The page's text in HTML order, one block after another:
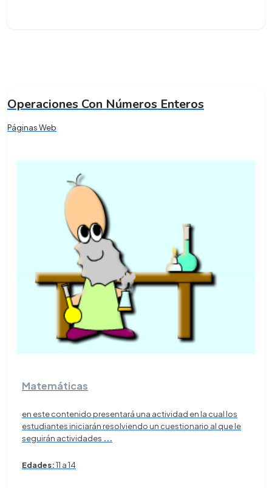
Operaciones Con Números Enteros
Páginas Web
Matemáticas
en este contenido presentará una actividad en la cual los
estudiantes iniciarán resolviendo un cuestionario al que le
seguirán actividades ...
Edades:11 a 14